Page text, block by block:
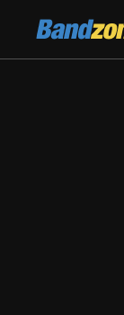
Bandzone.cz
žijeme hudbou